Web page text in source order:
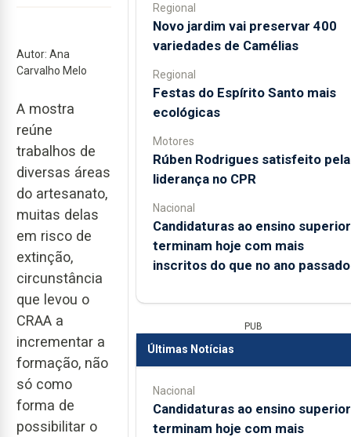
Autor: Ana
Carvalho Melo
A mostra
reúne
trabalhos de
diversas áreas
do artesanato,
muitas delas
em risco de
extinção,
circunstância
que levou o
CRAA a
incrementar a
formação, não
só como
forma de
possibilitar o
Regional
Novo jardim vai preservar 400
variedades de Camélias
Regional
Festas do Espírito Santo mais
ecológicas
Motores
Rúben Rodrigues satisfeito pela
liderança no CPR
Nacional
Candidaturas ao ensino superior
terminam hoje com mais
inscritos do que no ano passado
PUB
Últimas Notícias
Nacional
Candidaturas ao ensino superior
terminam hoje com mais